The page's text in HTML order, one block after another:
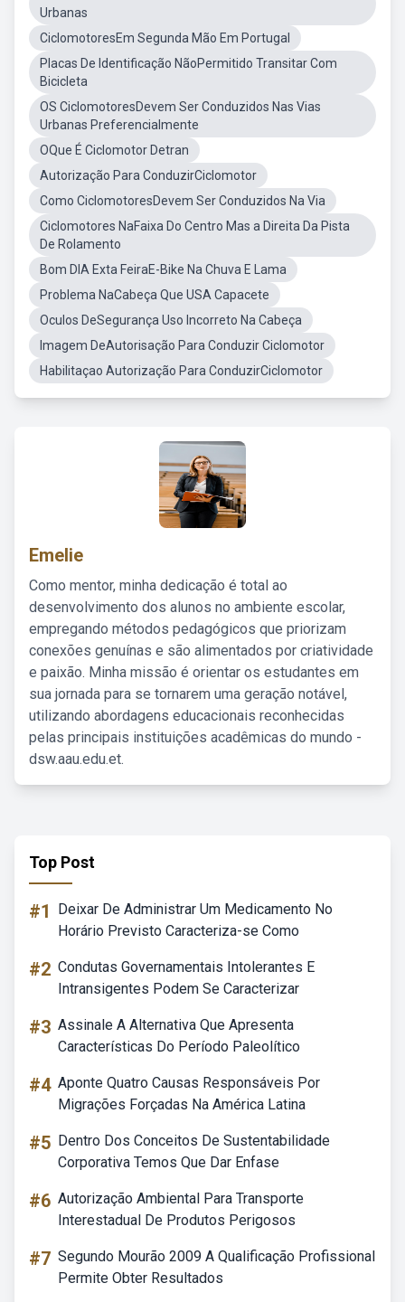
Urbanas
CiclomotoresEm Segunda Mão Em Portugal
Placas De Identificação NãoPermitido Transitar Com
Bicicleta
OS CiclomotoresDevem Ser Conduzidos Nas Vias
Urbanas Preferencialmente
OQue É Ciclomotor Detran
Autorização Para ConduzirCiclomotor
Como CiclomotoresDevem Ser Conduzidos Na Via
Ciclomotores NaFaixa Do Centro Mas a Direita Da Pista
De Rolamento
Bom DIA Exta FeiraE-Bike Na Chuva E Lama
Problema NaCabeça Que USA Capacete
Oculos DeSegurança Uso Incorreto Na Cabeça
Imagem DeAutorisação Para Conduzir Ciclomotor
Habilitaçao Autorização Para ConduzirCiclomotor
Emelie
Como mentor, minha dedicação é total ao
desenvolvimento dos alunos no ambiente escolar,
empregando métodos pedagógicos que priorizam
conexões genuínas e são alimentados por criatividade
e paixão. Minha missão é orientar os estudantes em
sua jornada para se tornarem uma geração notável,
utilizando abordagens educacionais reconhecidas
pelas principais instituições acadêmicas do mundo -
dsw.aau.edu.et.
Top Post
#1
Deixar De Administrar Um Medicamento No
Horário Previsto Caracteriza-se Como
#2 Condutas Governamentais Intolerantes E
Intransigentes Podem Se Caracterizar
#3 Assinale A Alternativa Que Apresenta
Características Do Período Paleolítico
#4 Aponte Quatro Causas Responsáveis Por
Migrações Forçadas Na América Latina
#5 Dentro Dos Conceitos De Sustentabilidade
Corporativa Temos Que Dar Enfase
#6 Autorização Ambiental Para Transporte
Interestadual De Produtos Perigosos
#7 Segundo Mourão 2009 A Qualificação Profissional
Permite Obter Resultados